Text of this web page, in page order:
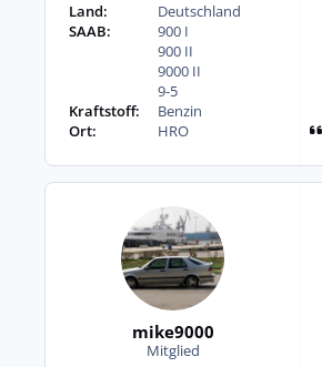
Land:
Deutschland
SAAB:
900 I
900 II
9000 II
9-5
Kraftstoff:
Benzin
Ort:
HRO
mike9000
Mitglied